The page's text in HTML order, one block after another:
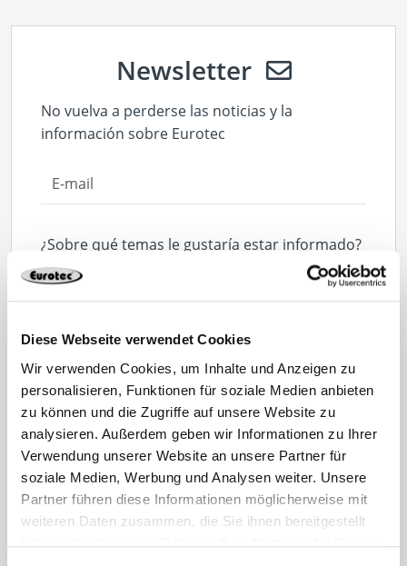
Diese Webseite verwendet Cookies
Wir verwenden Cookies, um Inhalte und Anzeigen zu
personalisieren, Funktionen für soziale Medien anbieten
zu können und die Zugriffe auf unsere Website zu
analysieren. Außerdem geben wir Informationen zu Ihrer
Verwendung unserer Website an unsere Partner für
soziale Medien, Werbung und Analysen weiter. Unsere
Partner führen diese Informationen möglicherweise mit
weiteren Daten zusammen, die Sie ihnen bereitgestellt
Newsletter
No vuelva a perderse las noticias y la
información sobre Eurotec
¿Sobre qué temas le gustaría estar informado?
(Es posible una selección múltiple)
terrazas
Hormigón
Construcción de
madera
Tejado Herramientas
Eurotec COACH Solar